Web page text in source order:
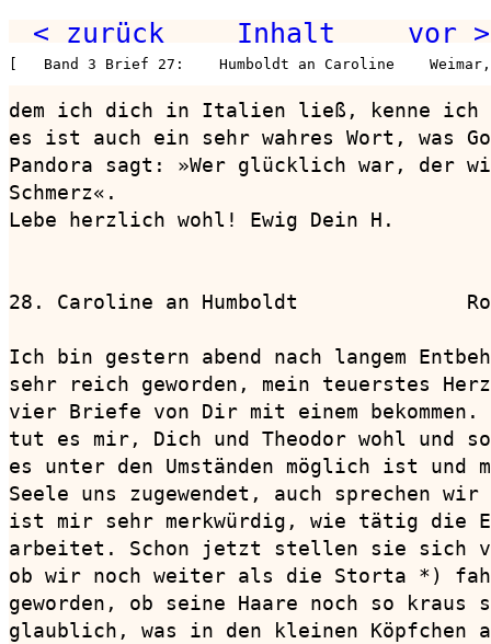
< zurück Inhalt vor >
[   Band 3 Brief 27:    Humboldt an Caroline    Weimar,
dem ich dich in Italien ließ, kenne ich
es ist auch ein sehr wahres Wort, was
Pandora sagt: »Wer glücklich war, der
Schmerz«.
Lebe herzlich wohl! Ewig Dein H.
28. Caroline an Humboldt
Ich bin gestern abend nach langem
sehr reich geworden, mein teuerstes
vier Briefe von Dir mit einem bekommen.
tut es mir, Dich und Theodor wohl und
es unter den Umständen möglich ist
Seele uns zugewendet, auch sprechen wir
ist mir sehr merkwürdig, wie tätig die
arbeitet. Schon jetzt stellen sie sich
ob wir noch weiter als die Storta *)
geworden, ob seine Haare noch so
glaublich, was in den kleinen